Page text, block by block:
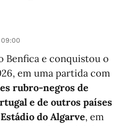
Benfica e conquistou o
em uma partida com
rubro-negros de
e de outros países
do Algarve, em